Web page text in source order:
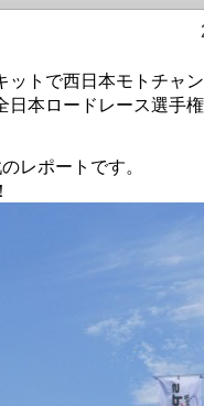
ットで西日本モトチャ
日本ロードレース選手
レポートです。